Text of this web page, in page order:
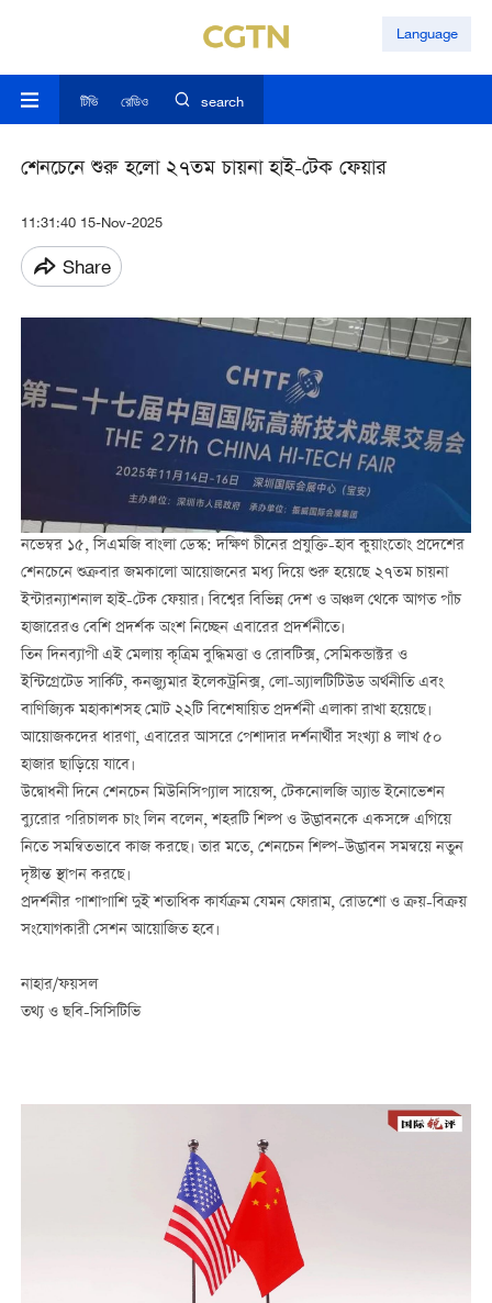
Language
টিভি রেডিও search
শেনচেনে শুরু হলো ২৭তম চায়না হাই-টেক ফেয়ার
11:31:40 15-Nov-2025
Share
নভেম্বর ১৫, সিএমজি বাংলা ডেস্ক: দক্ষিণ চীনের প্রযুক্তি-হাব কুয়াংতোং প্রদেশের
শেনচেনে শুক্রবার জমকালো আয়োজনের মধ্য দিয়ে শুরু হয়েছে ২৭তম চায়না
ইন্টারন্যাশনাল হাই-টেক ফেয়ার। বিশ্বের বিভিন্ন দেশ ও অঞ্চল থেকে আগত পাঁচ
হাজারেরও বেশি প্রদর্শক অংশ নিচ্ছেন এবারের প্রদর্শনীতে।
তিন দিনব্যাপী এই মেলায় কৃত্রিম বুদ্ধিমত্তা ও রোবটিক্স, সেমিকন্ডাক্টর ও
ইন্টিগ্রেটেড সার্কিট, কনজ্যুমার ইলেকট্রনিক্স, লো-অ্যালটিটিউড অর্থনীতি এবং
বাণিজ্যিক মহাকাশসহ মোট ২২টি বিশেষায়িত প্রদর্শনী এলাকা রাখা হয়েছে।
আয়োজকদের ধারণা, এবারের আসরে পেশাদার দর্শনার্থীর সংখ্যা ৪ লাখ ৫০
হাজার ছাড়িয়ে যাবে।
উদ্বোধনী দিনে শেনচেন মিউনিসিপ্যাল সায়েন্স, টেকনোলজি অ্যান্ড ইনোভেশন
ব্যুরোর পরিচালক চাং লিন বলেন, শহরটি শিল্প ও উদ্ভাবনকে একসঙ্গে এগিয়ে
নিতে সমন্বিতভাবে কাজ করছে। তার মতে, শেনচেন শিল্প–উদ্ভাবন সমন্বয়ে নতুন
দৃষ্টান্ত স্থাপন করছে।
প্রদর্শনীর পাশাপাশি দুই শতাধিক কার্যক্রম যেমন ফোরাম, রোডশো ও ক্রয়-বিক্রয়
সংযোগকারী সেশন আয়োজিত হবে।
নাহার/ফয়সল
তথ্য ও ছবি-সিসিটিভি